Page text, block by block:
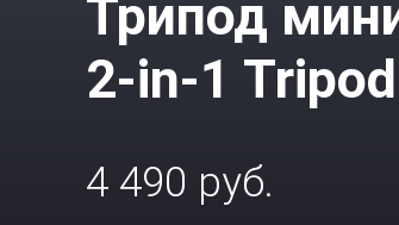
Трипод
2-in-1
4 490 руб.